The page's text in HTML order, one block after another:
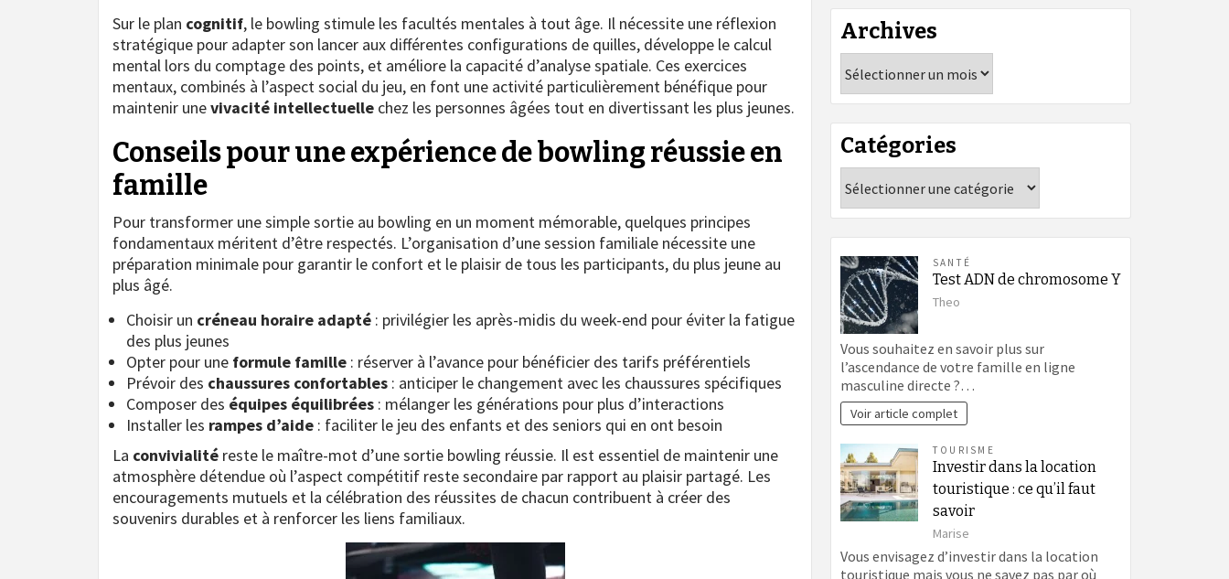
Sur le plan cognitif, le bowling stimule les facultés mentales à tout âge. Il nécessite une réflexion
stratégique pour adapter son lancer aux différentes configurations de quilles, développe le calcul
mental lors du comptage des points, et améliore la capacité d’analyse spatiale. Ces exercices
mentaux, combinés à l’aspect social du jeu, en font une activité particulièrement bénéfique pour
maintenir unevivacité intellectuelle chez les personnes âgées tout en divertissant les plus jeunes.
Conseils pour une expérience de bowling réussie en
famille
Pour transformer une simple sortie au bowling en un moment mémorable, quelques principes
fondamentaux méritent d’être respectés. L’organisation d’une session familiale nécessite une
préparation minimale pour garantir le confort et le plaisir de tous les participants, du plus jeune au
plus âgé.
Choisir un créneau horaire adapté : privilégier les après-midis du week-end pour éviter la fatigue
des plus jeunes
Opter pour une formule famille : réserver à l’avance pour bénéficier des tarifs préférentiels
Prévoir des chaussures confortables : anticiper le changement avec les chaussures spécifiques
Composer des équipes équilibrées : mélanger les générations pour plus d’interactions
Installer les rampes d’aide : faciliter le jeu des enfants et des seniors qui en ont besoin
La convivialité reste le maître-mot d’une sortie bowling réussie. Il est essentiel de maintenir une
atmosphère détendue où l’aspect compétitif reste secondaire par rapport au plaisir partagé. Les
encouragements mutuels et la célébration des réussites de chacun contribuent à créer des
souvenirs durables et à renforcer les liens familiaux.
Archives
Catégories
SANTÉ
Test ADN de chromosome Y
Theo
Vous souhaitez en savoir plus sur
l’ascendance de votre famille en ligne
masculine directe ?…
Voir article complet
TOURISME
Investir dans la location
touristique : ce qu’il faut
savoir
Marise
Vous envisagez d’investir dans la location
touristique mais vous ne savez pas par où